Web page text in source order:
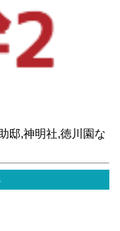
邸,神明社,徳川園な